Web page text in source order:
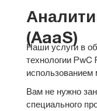
(AaaS)
Наши услуги в
технологии
использованием
Вам не нужно
специального